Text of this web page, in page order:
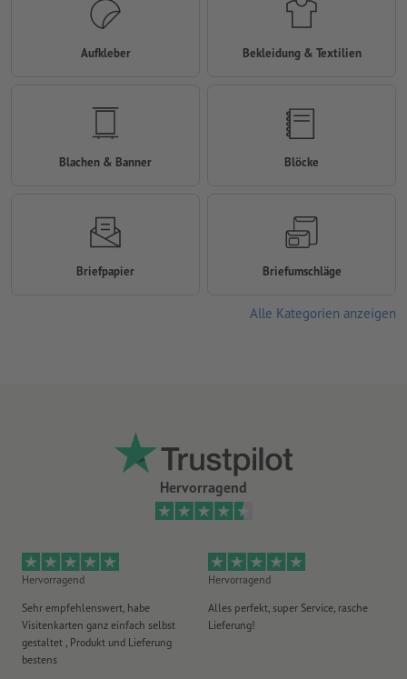
Hervorragend
Hervorragend
Sehr empfehlenswert, habe
Visitenkarten ganz einfach selbst
gestaltet , Produkt und Lieferung
bestens
Hervorragend
Alles perfekt, super Service, rasche
Lieferung!
Aufkleber Bekleidung & Textilien
Blachen & Banner Blöcke
Briefpapier Briefumschläge
Alle Kategorien anzeigen